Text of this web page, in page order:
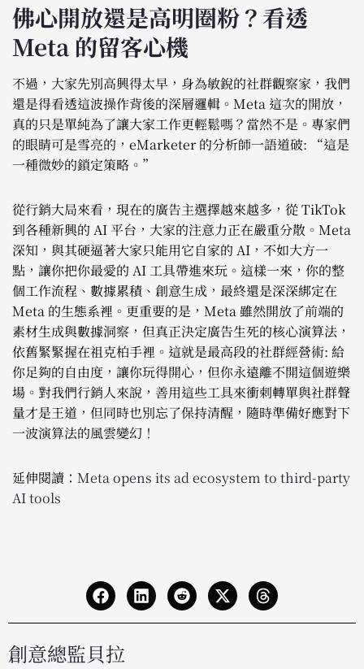
佛心開放還是高明圈粉？看透
Meta 的留客心機
不過，大家先別高興得太早，身為敏銳的社群觀察家，我們
還是得看透這波操作背後的深層邏輯。Meta 這次的開放，
真的只是單純為了讓大家工作更輕鬆嗎？當然不是。專家們
的眼睛可是雪亮的，eMarketer 的分析師一語道破: “這是
一種微妙的鎖定策略。”
從行銷大局來看，現在的廣告主選擇越來越多，從 TikTok
到各種新興的 AI 平台，大家的注意力正在嚴重分散。Meta
深知，與其硬逼著大家只能用它自家的 AI，不如大方一
點，讓你把你最愛的 AI 工具帶進來玩。這樣一來，你的整
個工作流程、數據累積、創意生成，最終還是深深綁定在
Meta 的生態系裡。更重要的是，Meta 雖然開放了前端的
素材生成與數據洞察，但真正決定廣告生死的核心演算法，
依舊緊緊握在祖克柏手裡。這就是最高段的社群經營術: 給
你足夠的自由度，讓你玩得開心，但你永遠離不開這個遊樂
場。對我們行銷人來說，善用這些工具來衝刺轉單與社群聲
量才是王道，但同時也別忘了保持清醒，隨時準備好應對下
一波演算法的風雲變幻！
延伸閱讀： Meta opens its ad ecosystem to third-party
AI tools
創意總監貝拉